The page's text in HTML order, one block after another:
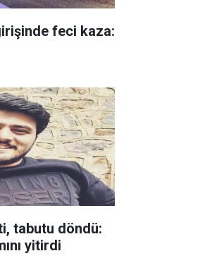
feci kaza:
tabutu döndü:
yitirdi